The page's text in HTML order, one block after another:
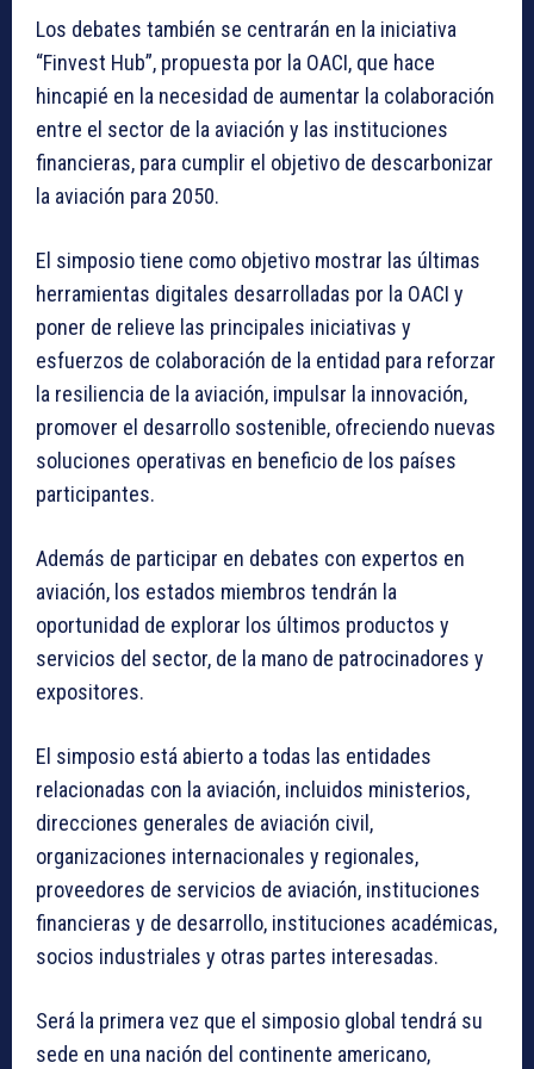
Los debates también se centrarán en la iniciativa
“Finvest Hub”, propuesta por la OACI, que hace
hincapié en la necesidad de aumentar la colaboración
entre el sector de la aviación y las instituciones
financieras, para cumplir el objetivo de descarbonizar
la aviación para 2050.
El simposio tiene como objetivo mostrar las últimas
herramientas digitales desarrolladas por la OACI y
poner de relieve las principales iniciativas y
esfuerzos de colaboración de la entidad para reforzar
la resiliencia de la aviación, impulsar la innovación,
promover el desarrollo sostenible, ofreciendo nuevas
soluciones operativas en beneficio de los países
participantes.
Además de participar en debates con expertos en
aviación, los estados miembros tendrán la
oportunidad de explorar los últimos productos y
servicios del sector, de la mano de patrocinadores y
expositores.
El simposio está abierto a todas las entidades
relacionadas con la aviación, incluidos ministerios,
direcciones generales de aviación civil,
organizaciones internacionales y regionales,
proveedores de servicios de aviación, instituciones
financieras y de desarrollo, instituciones académicas,
socios industriales y otras partes interesadas.
Será la primera vez que el simposio global tendrá su
sede en una nación del continente americano,